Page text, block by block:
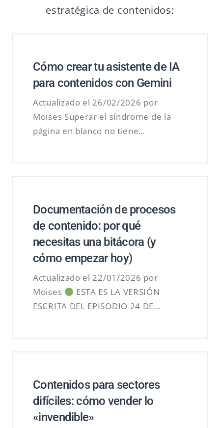
estratégica de contenidos:
Cómo crear tu asistente de IA
para contenidos con Gemini
Actualizado el 26/02/2026 por
Moises Superar el síndrome de la
página en blanco no tiene…
Documentación de procesos
de contenido: por qué
necesitas una bitácora (y
cómo empezar hoy)
Actualizado el 22/01/2026 por
Moises
ESTA ES LA VERSIÓN
ESCRITA DEL EPISODIO 24 DE…
Contenidos para sectores
difíciles: cómo vender lo
«invendible»